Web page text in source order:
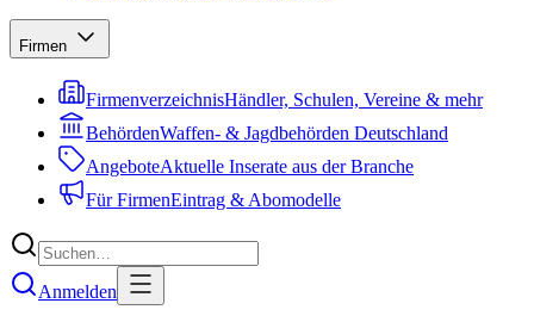
Firmen
FirmenverzeichnisHändler, Schulen, Vereine & mehr
BehördenWaffen- & Jagdbehörden Deutschland
AngeboteAktuelle Inserate aus der Branche
Für FirmenEintrag & Abomodelle
Anmelden